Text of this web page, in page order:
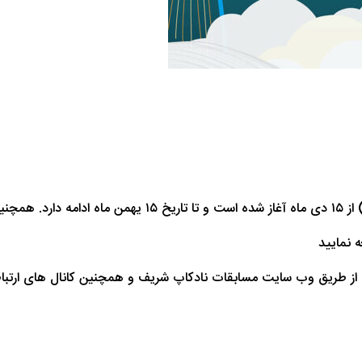
نمایید
از طریق وب سایت مسابقات نادکاپ شریف و همچنین کانال های